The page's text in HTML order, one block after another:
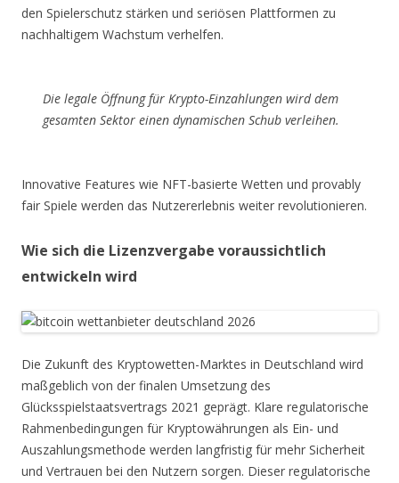
den Spielerschutz stärken und seriösen Plattformen zu
nachhaltigem Wachstum verhelfen.
Die legale Öffnung für Krypto-Einzahlungen wird dem
gesamten Sektor einen dynamischen Schub verleihen.
Innovative Features wie NFT-basierte Wetten und provably
fair Spiele werden das Nutzererlebnis weiter revolutionieren.
Wie sich die Lizenzvergabe voraussichtlich
entwickeln wird
Die Zukunft des Kryptowetten-Marktes in Deutschland wird
maßgeblich von der finalen Umsetzung des
Glücksspielstaatsvertrags 2021 geprägt. Klare regulatorische
Rahmenbedingungen für Kryptowährungen als Ein- und
Auszahlungsmethode werden langfristig für mehr Sicherheit
und Vertrauen bei den Nutzern sorgen. Dieser regulatorische